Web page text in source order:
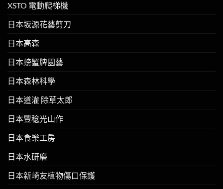
XSTO 電動爬梯機
日本坂源花藝剪刀
日本高森
日本螃蟹牌園藝
日本森林科學
日本道灌 除草太郎
日本豐稔光山作
日本食樂工房
日本水研磨
日本新崎友植物傷口保護